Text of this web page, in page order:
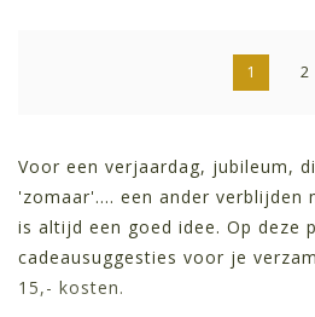
1 2
Voor een verjaardag, jubileum,
'zomaar'.... een ander verblijden
is altijd een goed idee. Op deze
cadeausuggesties voor je
15,- kosten.